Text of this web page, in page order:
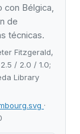
con Bélgica,
de
técnicas.
Fitzgerald,
/ 2.0 / 1.0;
Library
·